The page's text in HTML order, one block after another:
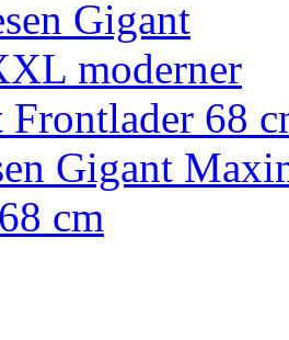
Gigant
cm